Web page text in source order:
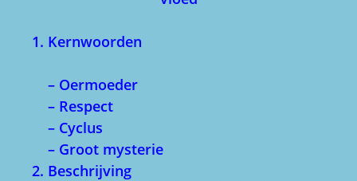
1. Kernwoorden
– Oermoeder
– Respect
– Cyclus
– Groot mysterie
2. Beschrijving